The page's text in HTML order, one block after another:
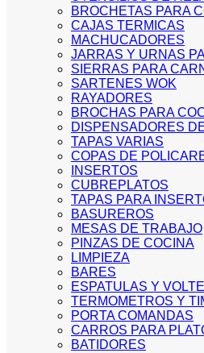
BROCHETAS PARA
CAJAS TERMICAS
MACHUCADORES
JARRAS Y URNAS
SIERRAS PARA
SARTENES WOK
RAYADORES
BROCHAS PARA
DISPENSADORES
TAPAS VARIAS
COPAS DE
INSERTOS
CUBREPLATOS
TAPAS PARA
BASUREROS
MESAS DE TRABAJO
PINZAS DE COCINA
LIMPIEZA
BARES
ESPATULAS Y
TERMOMETROS Y
PORTA COMANDAS
CARROS PARA
BATIDORES